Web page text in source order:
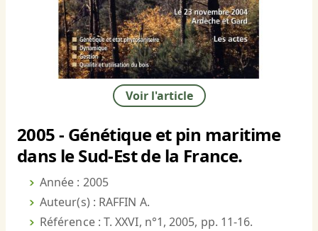
Voir l'article
2005 - Génétique et pin maritime
dans le Sud-Est de la France.
Année : 2005
Auteur(s) : RAFFIN A.
Référence : T. XXVI, n°1, 2005, pp. 11-16.